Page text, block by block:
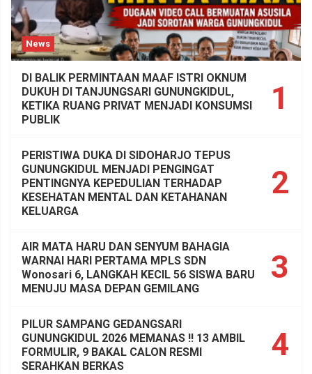
News
1
DI BALIK PERMINTAAN MAAF ISTRI OKNUM
DUKUH DI TANJUNGSARI GUNUNGKIDUL,
KETIKA RUANG PRIVAT MENJADI KONSUMSI
PUBLIK
2
PERISTIWA DUKA DI SIDOHARJO TEPUS
GUNUNGKIDUL MENJADI PENGINGAT
PENTINGNYA KEPEDULIAN TERHADAP
KESEHATAN MENTAL DAN KETAHANAN
KELUARGA
3
AIR MATA HARU DAN SENYUM BAHAGIA
WARNAI HARI PERTAMA MPLS SDN
Wonosari 6, LANGKAH KECIL 56 SISWA BARU
MENUJU MASA DEPAN GEMILANG
4
PILUR SAMPANG GEDANGSARI
GUNUNGKIDUL 2026 MEMANAS !! 13 AMBIL
FORMULIR, 9 BAKAL CALON RESMI
SERAHKAN BERKAS